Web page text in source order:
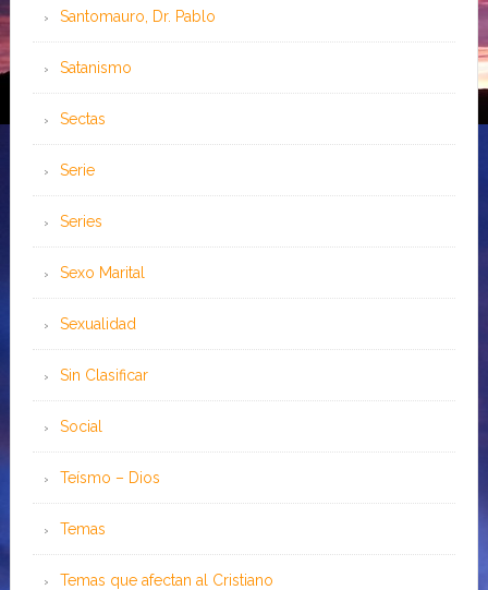
Santomauro, Dr. Pablo
Satanismo
Sectas
Serie
Series
Sexo Marital
Sexualidad
Sin Clasificar
Social
Teísmo – Dios
Temas
Temas que afectan al Cristiano